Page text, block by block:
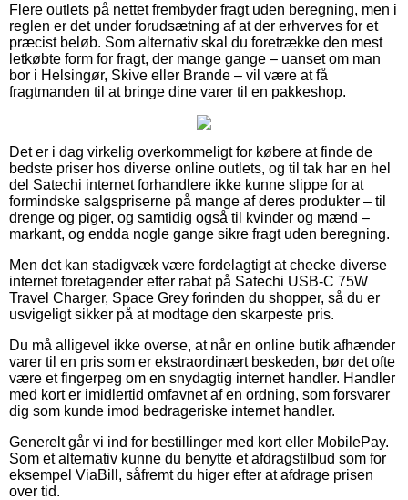
Flere outlets på nettet frembyder fragt uden beregning, men i
reglen er det under forudsætning af at der erhverves for et
præcist beløb. Som alternativ skal du foretrække den mest
letkøbte form for fragt, der mange gange – uanset om man
bor i Helsingør, Skive eller Brande – vil være at få
fragtmanden til at bringe dine varer til en pakkeshop.
Det er i dag virkelig overkommeligt for købere at finde de
bedste priser hos diverse online outlets, og til tak har en hel
del Satechi internet forhandlere ikke kunne slippe for at
formindske salgspriserne på mange af deres produkter – til
drenge og piger, og samtidig også til kvinder og mænd –
markant, og endda nogle gange sikre fragt uden beregning.
Men det kan stadigvæk være fordelagtigt at checke diverse
internet foretagender efter rabat på Satechi USB-C 75W
Travel Charger, Space Grey forinden du shopper, så du er
usvigeligt sikker på at modtage den skarpeste pris.
Du må alligevel ikke overse, at når en online butik afhænder
varer til en pris som er ekstraordinært beskeden, bør det ofte
være et fingerpeg om en snydagtig internet handler. Handler
med kort er imidlertid omfavnet af en ordning, som forsvarer
dig som kunde imod bedrageriske internet handler.
Generelt går vi ind for bestillinger med kort eller MobilePay.
Som et alternativ kunne du benytte et afdragstilbud som for
eksempel ViaBill, såfremt du higer efter at afdrage prisen
over tid.